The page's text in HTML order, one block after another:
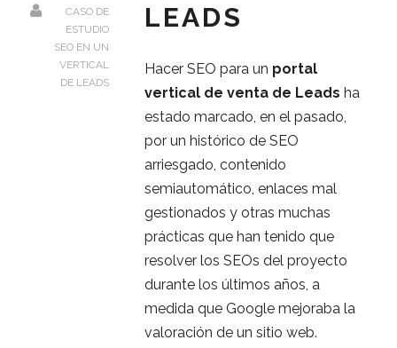
CASO DE
ESTUDIO
SEO EN UN
VERTICAL
DE LEADS
LEADS
Hacer SEO para un portal
vertical de venta de Leads ha
estado marcado, en el pasado,
por un histórico de SEO
arriesgado, contenido
semiautomático, enlaces mal
gestionados y otras muchas
prácticas que han tenido que
resolver los SEOs del proyecto
durante los últimos años, a
medida que Google mejoraba la
valoración de un sitio web.